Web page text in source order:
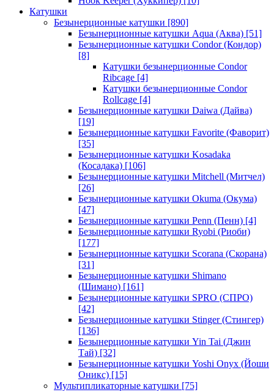
Катушки
Безынерционные катушки [890]
Безынерционные катушки Aqua (Аква) [51]
Безынерционные катушки Condor (Кондор)
[8]
Катушки безынерционные Condor
Ribcage [4]
Катушки безынерционные Condor
Rollcage [4]
Безынерционные катушки Daiwa (Дайва)
[19]
Безынерционные катушки Favorite (Фаворит)
[35]
Безынерционные катушки Kosadaka
(Косадака) [106]
Безынерционные катушки Mitchell (Митчел)
[26]
Безынерционные катушки Okuma (Окума)
[47]
Безынерционные катушки Penn (Пенн) [4]
Безынерционные катушки Ryobi (Риоби)
[177]
Безынерционные катушки Scorana (Скорана)
[31]
Безынерционные катушки Shimano
(Шимано) [161]
Безынерционные катушки SPRO (СПРО)
[42]
Безынерционные катушки Stinger (Стингер)
[136]
Безынерционные катушки Yin Tai (Джин
Тай) [32]
Безынерционные катушки Yoshi Onyx (Йоши
Оникс) [15]
Мультипликаторные катушки [75]